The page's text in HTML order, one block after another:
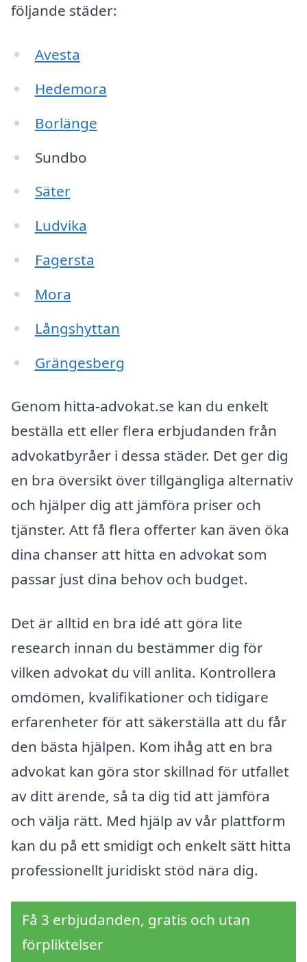
följande städer:
Avesta
Hedemora
Borlänge
Sundbo
Säter
Ludvika
Fagersta
Mora
Långshyttan
Grängesberg
Genom hitta-advokat.se kan du enkelt
beställa ett eller flera erbjudanden från
advokatbyråer i dessa städer. Det ger dig
en bra översikt över tillgängliga alternativ
och hjälper dig att jämföra priser och
tjänster. Att få flera offerter kan även öka
dina chanser att hitta en advokat som
passar just dina behov och budget.
Det är alltid en bra idé att göra lite
research innan du bestämmer dig för
vilken advokat du vill anlita. Kontrollera
omdömen, kvalifikationer och tidigare
erfarenheter för att säkerställa att du får
den bästa hjälpen. Kom ihåg att en bra
advokat kan göra stor skillnad för utfallet
av ditt ärende, så ta dig tid att jämföra
och välja rätt. Med hjälp av vår plattform
kan du på ett smidigt och enkelt sätt hitta
professionellt juridiskt stöd nära dig.
Få 3 erbjudanden, gratis och utan
förpliktelser